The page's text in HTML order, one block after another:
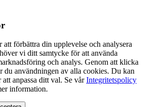
förbättra din upplevelse och analysera
vi ditt samtycke för att använda
och analys. Genom att klicka
du användningen av alla cookies. Du kan
anpassa ditt val. Se vårIntegritetspolicy
information.